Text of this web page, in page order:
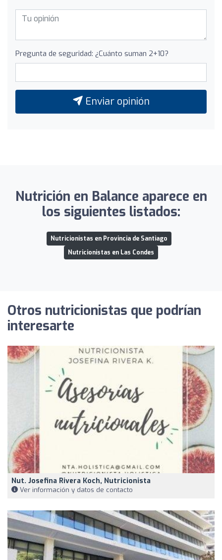
Pregunta de seguridad: ¿Cuánto suman 2+10?
Enviar opinión
Nutrición en Balance aparece en
los siguientes listados:
Nutricionistas en Provincia de Santiago
Nutricionistas en Las Condes
Otros nutricionistas que podrían
interesarte
Nut. Josefina Rivera Koch, Nutricionista
Ver información y datos de contacto